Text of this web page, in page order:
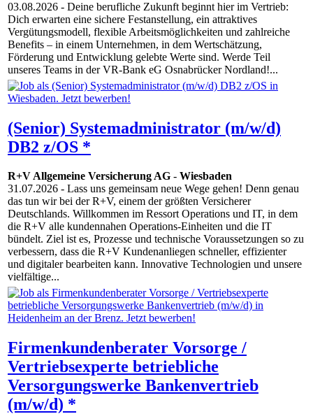
03.08.2026 - Deine berufliche Zukunft beginnt hier im Vertrieb:
Dich erwarten eine sichere Festanstellung, ein attraktives
Vergütungsmodell, flexible Arbeitsmöglichkeiten und zahlreiche
Benefits – in einem Unternehmen, in dem Wertschätzung,
Förderung und Entwicklung gelebte Werte sind. Werde Teil
unseres Teams in der VR-Bank eG Osnabrücker Nordland!...
(Senior) Systemadministrator (m/w/d)
DB2 z/OS *
R+V Allgemeine Versicherung AG - Wiesbaden
31.07.2026 - Lass uns gemeinsam neue Wege gehen! Denn genau
das tun wir bei der R+V, einem der größten Versicherer
Deutschlands. Willkommen im Ressort Operations und IT, in dem
die R+V alle kundennahen Operations-Einheiten und die IT
bündelt. Ziel ist es, Prozesse und technische Voraussetzungen so zu
verbessern, dass die R+V Kundenanliegen schneller, effizienter
und digitaler bearbeiten kann. Innovative Techno­logien und unsere
vielfältige...
Firmenkundenberater Vorsorge /
Vertriebsexperte betriebliche
Versorgungswerke Bankenvertrieb
(m/w/d) *